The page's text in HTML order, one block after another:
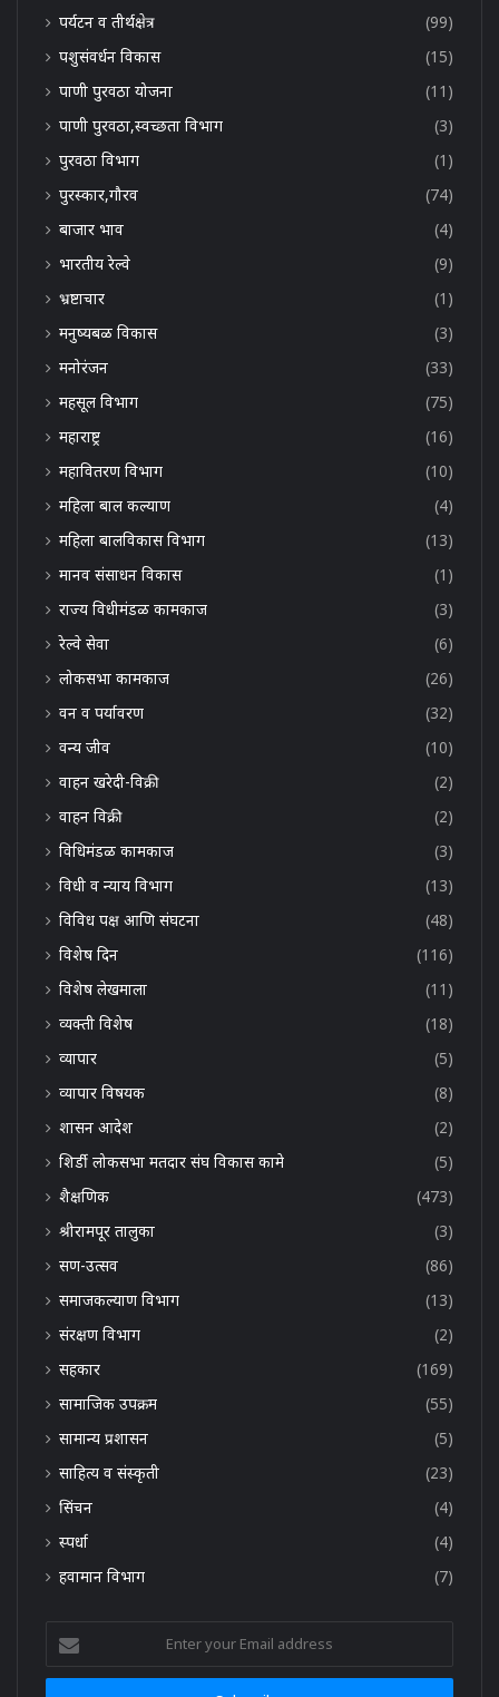
पर्यटन व तीर्थक्षेत्र
(99)
पशुसंवर्धन विकास
(15)
पाणी पुरवठा योजना
(11)
पाणी पुरवठा,स्वच्छता विभाग
(3)
पुरवठा विभाग
(1)
पुरस्कार,गौरव
(74)
बाजार भाव
(4)
भारतीय रेल्वे
(9)
भ्रष्टाचार
(1)
मनुष्यबळ विकास
(3)
मनोरंजन
(33)
महसूल विभाग
(75)
महाराष्ट्र
(16)
महावितरण विभाग
(10)
महिला बाल कल्याण
(4)
महिला बालविकास विभाग
(13)
मानव संसाधन विकास
(1)
राज्य विधीमंडळ कामकाज
(3)
रेल्वे सेवा
(6)
लोकसभा कामकाज
(26)
वन व पर्यावरण
(32)
वन्य जीव
(10)
वाहन खरेदी-विक्री
(2)
वाहन विक्री
(2)
विधिमंडळ कामकाज
(3)
विधी व न्याय विभाग
(13)
विविध पक्ष आणि संघटना
(48)
विशेष दिन
(116)
विशेष लेखमाला
(11)
व्यक्ती विशेष
(18)
व्यापार
(5)
व्यापार विषयक
(8)
शासन आदेश
(2)
शिर्डी लोकसभा मतदार संघ विकास कामे
(5)
शैक्षणिक
(473)
श्रीरामपूर तालुका
(3)
सण-उत्सव
(86)
समाजकल्याण विभाग
(13)
संरक्षण विभाग
(2)
सहकार
(169)
सामाजिक उपक्रम
(55)
सामान्य प्रशासन
(5)
साहित्य व संस्कृती
(23)
सिंचन
(4)
स्पर्धा
(4)
हवामान विभाग
(7)
your
Email